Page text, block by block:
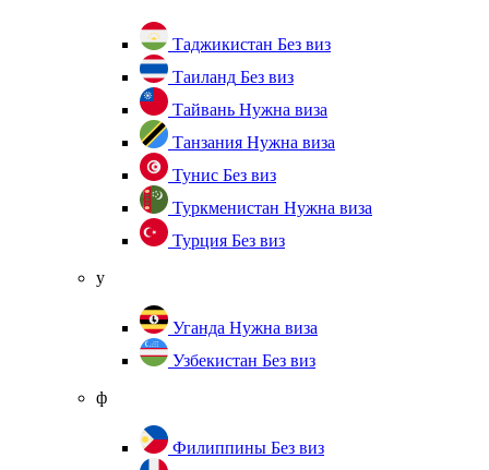
Таджикистан Без виз
Таиланд Без виз
Тайвань Нужна виза
Танзания Нужна виза
Тунис Без виз
Туркменистан Нужна виза
Турция Без виз
у
Уганда Нужна виза
Узбекистан Без виз
ф
Филиппины Без виз